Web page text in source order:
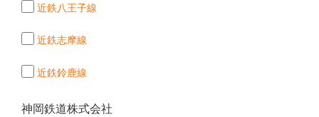
近鉄八王子線
近鉄志摩線
近鉄鈴鹿線
神岡鉄道株式会社